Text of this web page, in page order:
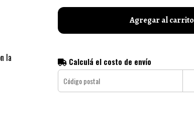
la
Agregar al carrito
Calculá el costo de envío